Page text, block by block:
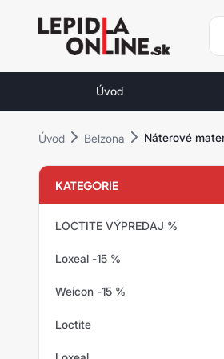
Priemyselné
lepidlá
Loctite
Úvod
Úvod Belzona Náterové
KATEGORIE
LOCTITE VÝPREDAJ %
Loxeal -15 %
Weicon -15 %
Loctite